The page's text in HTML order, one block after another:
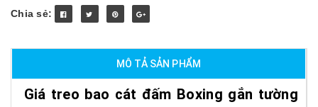
Chia sẻ:
MÔ TẢ SẢN PHẨM
Giá treo bao cát đấm Boxing gắn tường